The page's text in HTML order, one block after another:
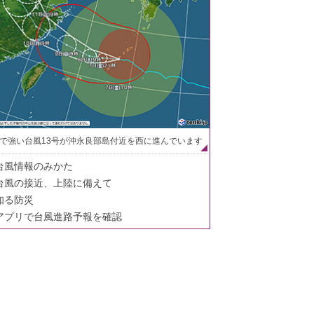
強い台風13号が沖永良部島付近を西に進んでいます
風情報のみかた
風の接近、上陸に備えて
る防災
プリで台風進路予報を確認